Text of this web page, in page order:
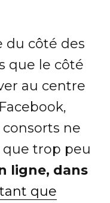
du côté des
que le côté
au centre
ne
trop peu
ligne, dans
que